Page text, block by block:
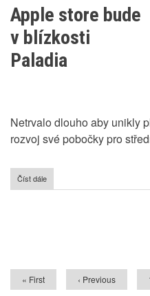
zemního
Apple store bude
v blízkosti
Paladia
Netrvalo dlouho aby unikly
rozvoj své pobočky pro
Číst dále
Apple
First
page
« First Předchozí
stránka
‹ Previous